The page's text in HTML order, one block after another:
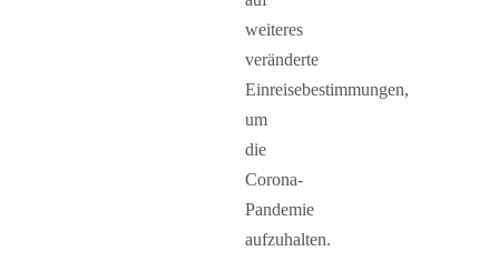
weiteres
veränderte
Einreisebestimmungen,
um
die
Corona-
Pandemie
aufzuhalten.